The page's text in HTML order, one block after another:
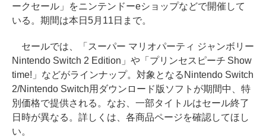
ークセール」をニンテンドーeショップなどで開催して
いる。期間は本日5月11日まで。
セールでは、「スーパー マリオパーティ ジャンボリー
Nintendo Switch 2 Edition」や「プリンセスピーチ Show
time!」などがラインナップ。対象となるNintendo Switch
2/Nintendo Switch用ダウンロード版ソフトが期間中、特
別価格で提供される。なお、一部タイトルはセール終了
日時が異なる。詳しくは、各商品ページを確認してほし
い。